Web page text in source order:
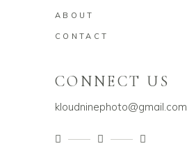
ABOUT
CONTACT
CONNECT US
kloudninephoto@gmail.com